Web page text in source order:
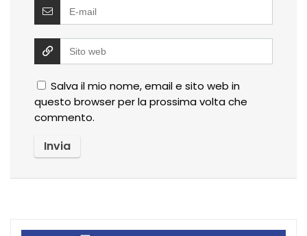
Salva il mio nome, email e sito web in
questo browser per la prossima volta che
commento.